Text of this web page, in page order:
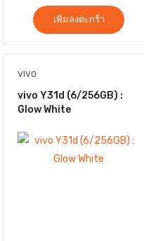
เพิ่มลงตะกร้า
VIVO
vivo Y31d (6/256GB) :
Glow White